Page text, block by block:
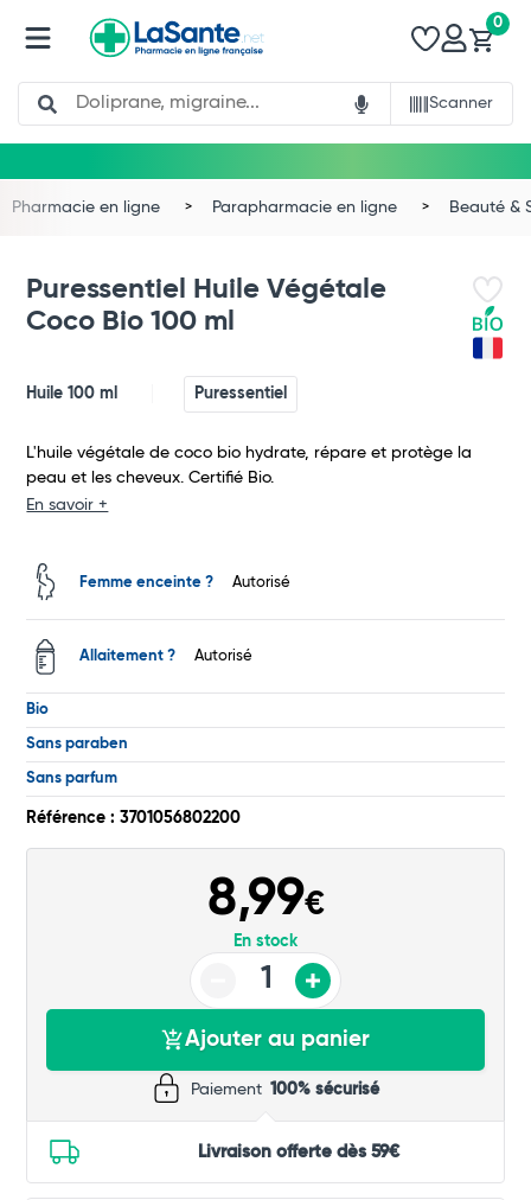
Search
Scanner
0
Pharmacie en ligne Parapharmacie en ligne Beauté &
Puressentiel Huile Végétale
Coco Bio 100 ml
Huile 100 ml Puressentiel
L'huile végétale de coco bio hydrate, répare et protège la
peau et les cheveux. Certifié Bio.
En savoir +
Femme enceinte ? Autorisé
Allaitement ? Autorisé
Bio
Sans paraben
Sans parfum
Référence : 3701056802200
8,99€
En stock
Ajouter au panier
Paiement 100% sécurisé
Livraison offerte dès 59€